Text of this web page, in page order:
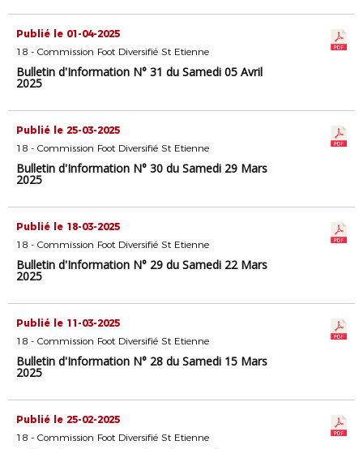
Publié le 01-04-2025
18 - Commission Foot Diversifié St Etienne
Bulletin d'Information N° 31 du Samedi 05 Avril
2025
Publié le 25-03-2025
18 - Commission Foot Diversifié St Etienne
Bulletin d'Information N° 30 du Samedi 29 Mars
2025
Publié le 18-03-2025
18 - Commission Foot Diversifié St Etienne
Bulletin d'Information N° 29 du Samedi 22 Mars
2025
Publié le 11-03-2025
18 - Commission Foot Diversifié St Etienne
Bulletin d'Information N° 28 du Samedi 15 Mars
2025
Publié le 25-02-2025
18 - Commission Foot Diversifié St Etienne